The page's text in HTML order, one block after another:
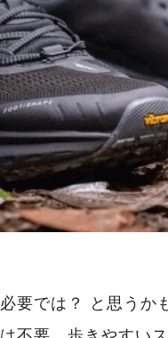
要では？ と思うか